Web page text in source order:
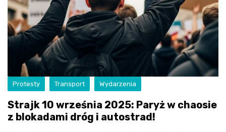
Protesty Transport Wydarzenia
Strajk 10 września 2025: Paryż w chaosie
z blokadami dróg i autostrad!